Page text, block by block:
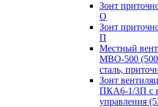
Зонт
О
Зонт
П
Местный
МВО-500
сталь,
Зонт
ПКА6-1/3П с
управления